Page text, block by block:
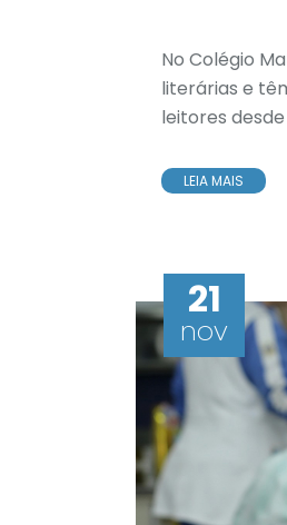
No Colégio
literárias e
leitores
LEIA MAIS
21
nov